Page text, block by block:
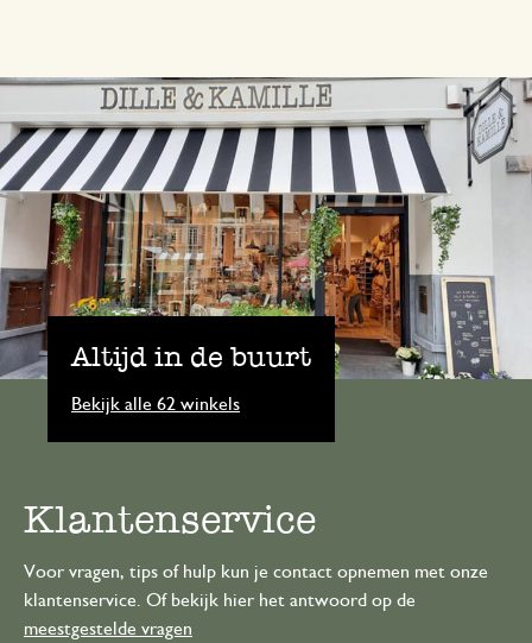
Altijd in de buurt
Bekijk alle 62 winkels
Klantenservice
Voor vragen, tips of hulp kun je contact opnemen met onze
klantenservice. Of bekijk hier het antwoord op de
meestgestelde vragen